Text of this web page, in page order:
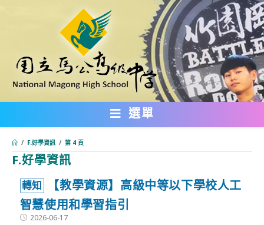
內
選單
F.好學資訊
/ F.好學資訊 / 第 4 頁
轉知
【教學資源】高級中等以下學校人工
智慧使用和學習指引
Post2026-06-17